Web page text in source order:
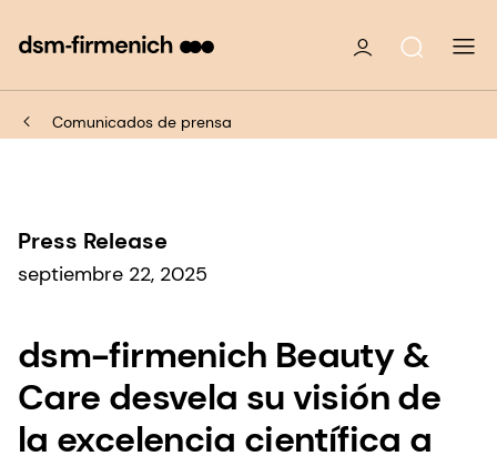
Comunicados de prensa
Press Release
septiembre 22, 2025
dsm-firmenich Beauty &
Care desvela su visión de
la excelencia científica a